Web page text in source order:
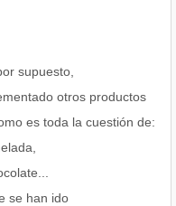
supuesto,
otros productos
es toda la cuestión de:
se han ido